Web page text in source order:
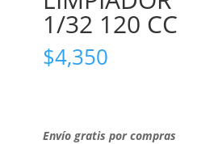
1/32 120 CC
$4,350
Envío gratis por compras